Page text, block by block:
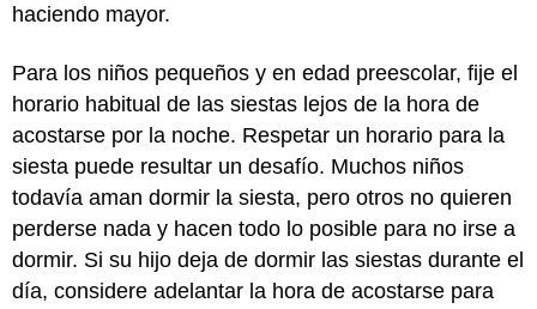
haciendo mayor.
Para los niños pequeños y en edad preescolar, fije el
horario habitual de las siestas lejos de la hora de
acostarse por la noche. Respetar un horario para la
siesta puede resultar un desafío. Muchos niños
todavía aman dormir la siesta, pero otros no quieren
perderse nada y hacen todo lo posible para no irse a
dormir. Si su hijo deja de dormir las siestas durante el
día, considere adelantar la hora de acostarse para